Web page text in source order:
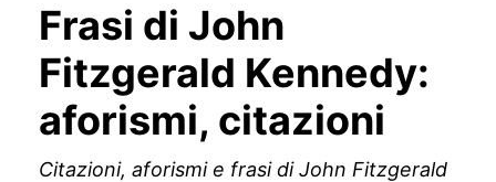
Frasi di John
Fitzgerald Kennedy:
aforismi, citazioni
Citazioni, aforismi e frasi di John Fitzgerald